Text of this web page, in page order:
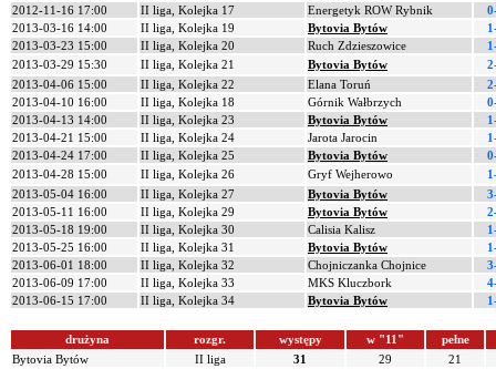
2012-11-16 17:00
II liga, Kolejka 17 Energetyk ROW Rybnik
2013-03-16 14:00
II liga, Kolejka 19 Bytovia Bytów
2013-03-23 15:00
II liga, Kolejka 20 Ruch Zdzieszowice
2013-03-29 15:30
II liga, Kolejka 21 Bytovia Bytów
2013-04-06 15:00
II liga, Kolejka 22 Elana Toruń
2013-04-10 16:00
II liga, Kolejka 18 Górnik Wałbrzych
2013-04-13 14:00
II liga, Kolejka 23 Bytovia Bytów
2013-04-21 15:00
II liga, Kolejka 24 Jarota Jarocin
2013-04-24 17:00
II liga, Kolejka 25 Bytovia Bytów
2013-04-28 15:00
II liga, Kolejka 26 Gryf Wejherowo
2013-05-04 16:00
II liga, Kolejka 27 Bytovia Bytów
2013-05-11 16:00
II liga, Kolejka 29 Bytovia Bytów
2013-05-18 19:00
II liga, Kolejka 30 Calisia Kalisz
2013-05-25 16:00
II liga, Kolejka 31 Bytovia Bytów
2013-06-01 18:00
II liga, Kolejka 32 Chojniczanka Chojnice
2013-06-09 17:00
II liga, Kolejka 33 MKS Kluczbork
2013-06-15 17:00
II liga, Kolejka 34 Bytovia Bytów
drużyna rozgr. występy w "11"
pełne
Bytovia Bytów
II liga 31 29
21